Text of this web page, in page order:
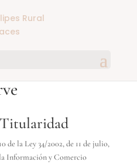
la Ley 34/2002, de 11 de julio,
Información y Comercio